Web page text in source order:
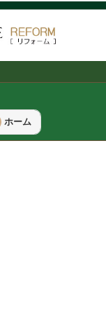
ホーム